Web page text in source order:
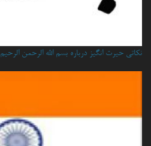
نكاتي حيرت انگيز درباره بسم الله الرحمن الرحيم